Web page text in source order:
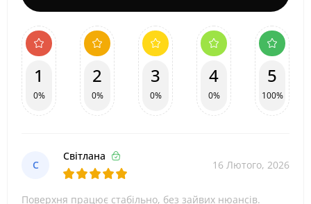
1
0%
2
0%
3
0%
4
0%
5
100%
С
Світлана
16 Лютого, 2026
Поверхня працює стабільно, без зайвих нюансів.